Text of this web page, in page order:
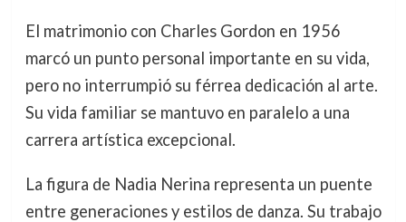
El matrimonio con Charles Gordon en 1956
marcó un punto personal importante en su vida,
pero no interrumpió su férrea dedicación al arte.
Su vida familiar se mantuvo en paralelo a una
carrera artística excepcional.
La figura de Nadia Nerina representa un puente
entre generaciones y estilos de danza. Su trabajo